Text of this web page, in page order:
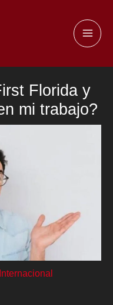
Florida y
mi trabajo?
Internacional